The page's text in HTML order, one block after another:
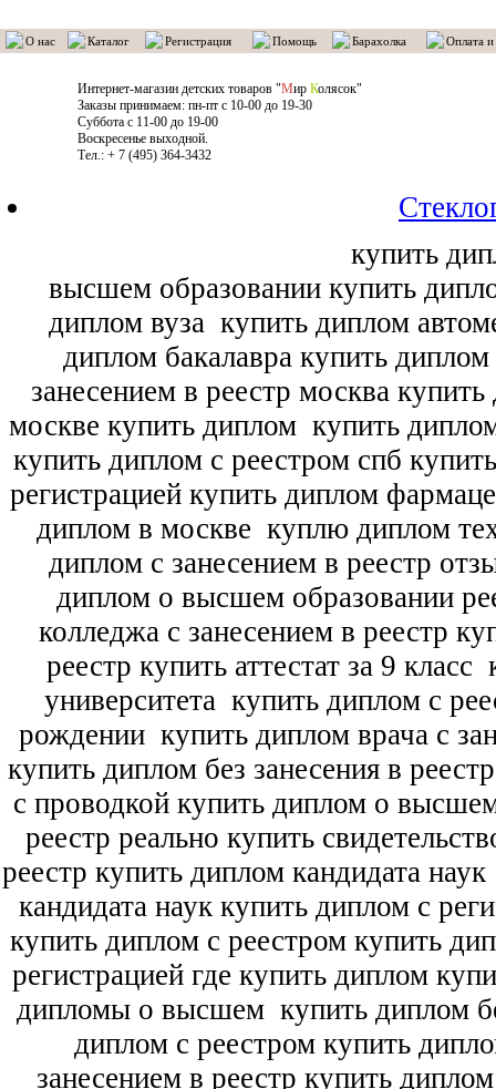
О нас Каталог Регистрация Помощь Барахолка Оплата и
Интернет-магазин детских товаров "Мир Колясок"
Заказы принимаем: пн-пт с 10-00 до 19-30
Суббота с 11-00 до 19-00
Воскресенье выходной.
Тел.: + 7 (495) 364-3432
купить
высшем образовании купить
диплом вуза купить диплом
диплом бакалавра купить
занесением в реестр москва
москве купить диплом купить
купить диплом с реестром спб
регистрацией купить диплом
диплом в москве куплю диплом
диплом с занесением в реестр
диплом о высшем образовании
колледжа с занесением в реестр
реестр купить аттестат за 9 класс
университета купить диплом с
рождении купить диплом врача с
купить диплом без занесения в
с проводкой купить диплом о
реестр реально купить
реестр купить диплом кандидата наук
кандидата наук купить диплом с
купить диплом с реестром купить
регистрацией где купить диплом
дипломы о высшем купить диплом
диплом с реестром купить
занесением в реестр купить